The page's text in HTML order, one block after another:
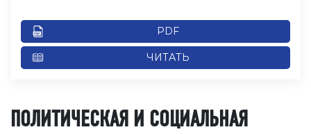
PDF
ЧИТАТЬ
ПОЛИТИЧЕСКАЯ И СОЦИАЛЬНАЯ